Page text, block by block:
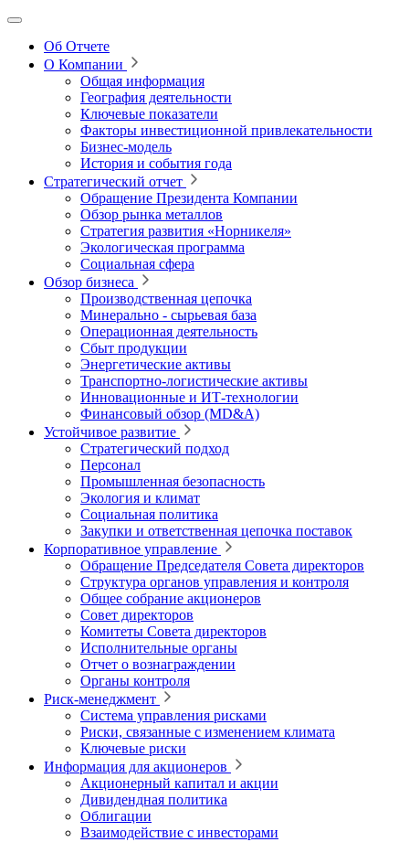
Об Отчете
О Компании
Общая информация
География деятельности
Ключевые показатели
Факторы инвестиционной привлекательности
Бизнес-модель
История и события года
Стратегический отчет
Обращение Президента Компании
Обзор рынка металлов
Стратегия развития «Норникеля»
Экологическая программа
Социальная сфера
Обзор бизнеса
Производственная цепочка
Минерально ‑ сырьевая база
Операционная деятельность
Сбыт продукции
Энергетические активы
Транспортно-логистические активы
Инновационные и ИТ‑технологии
Финансовый обзор (MD&A)
Устойчивое развитие
Стратегический подход
Персонал
Промышленная безопасность
Экология и климат
Социальная политика
Закупки и ответственная цепочка поставок
Корпоративное управление
Обращение Председателя Совета директоров
Структура органов управления и контроля
Общее собрание акционеров
Совет директоров
Комитеты Совета директоров
Исполнительные органы
Отчет о вознаграждении
Органы контроля
Риск-менеджмент
Система управления рисками
Риски, связанные с изменением климата
Ключевые риски
Информация для акционеров
Акционерный капитал и акции
Дивидендная политика
Облигации
Взаимодействие с инвесторами